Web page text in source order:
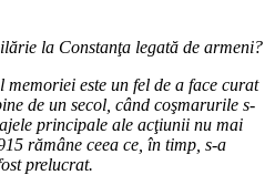
la Constanţa legată de armeni?
este un fel de a face curat
de un secol, când coşmarurile s-
principale ale acţiunii nu mai
rămâne ceea ce, în timp, s-a
prelucrat.